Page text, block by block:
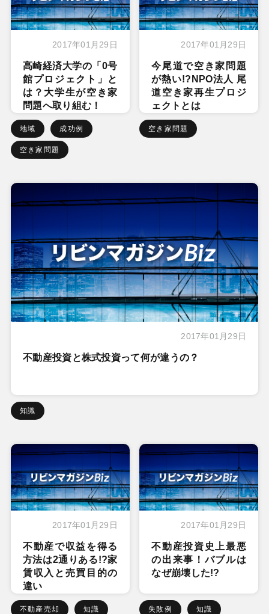
2017年01月29日
高崎経済大学の「0号
館プロジェクト」と
は？大学生が空き家
問題へ取り組む！
地域 成功例
空き家問題
2017年01月29日
今尾道で空き家問題
が熱い!?NPO法人 尾
道空き家再生プロジ
ェクトとは
空き家問題
2017年01月29日
不動産投資と株式投資って何が違うの？
知識
2017年01月29日
不動産で収益を得る
方法は2通りある!?家
賃収入と売買目的の
違い
不動産売却 知識
2017年01月29日
不動産投資史上最悪
の出来事！バブルは
なぜ崩壊した!?
失敗例 知識